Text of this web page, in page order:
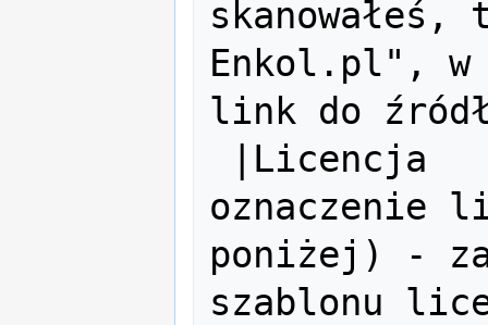
skanowałeś,
Enkol.pl", w
link do
oznaczenie
poniżej) -
szablonu